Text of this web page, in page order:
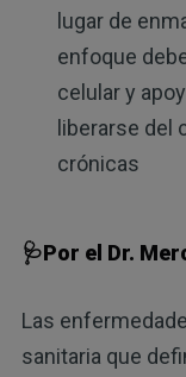
lugar de
enfoque
celular y
liberarse del
crónicas
🩺Por el Dr.
Las
sanitaria que